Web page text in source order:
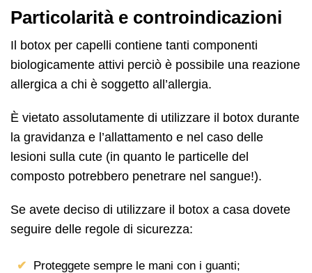
Particolarità e controindicazioni
Il botox per capelli contiene tanti componenti
biologicamente attivi perciò è possibile una reazione
allergica a chi è soggetto all’allergia.
È vietato assolutamente di utilizzare il botox durante
la gravidanza e l’allattamento e nel caso delle
lesioni sulla cute (in quanto le particelle del
composto potrebbero penetrare nel sangue!).
Se avete deciso di utilizzare il botox a casa dovete
seguire delle regole di sicurezza:
Proteggete sempre le mani con i guanti;